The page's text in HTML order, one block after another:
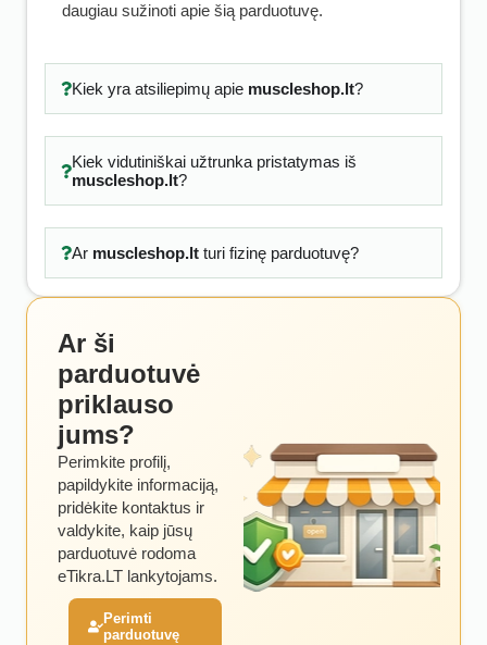
daugiau sužinoti apie šią parduotuvę.
Kiek yra atsiliepimų apie muscleshop.lt?
Kiek vidutiniškai užtrunka pristatymas iš
muscleshop.lt?
Ar muscleshop.ltturi fizinę parduotuvę?
Ar ši
parduotuvė
priklauso
jums?
Perimkite profilį,
papildykite informaciją,
pridėkite kontaktus ir
valdykite, kaip jūsų
parduotuvė rodoma
eTikra.LT lankytojams.
Perimti
parduotuvę